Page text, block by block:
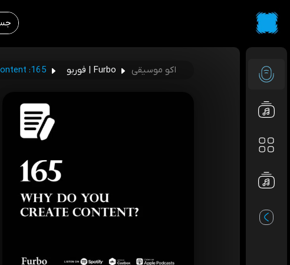
اکو موسیقی Furbo | فوربو 165: Content | پرونده محتوا؛ چرا تولید محتوا می‌کنید؟